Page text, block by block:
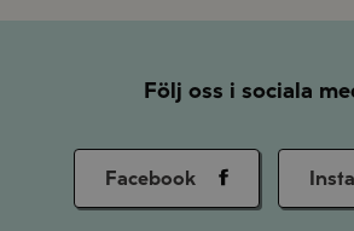
Följ oss i sociala
Facebook